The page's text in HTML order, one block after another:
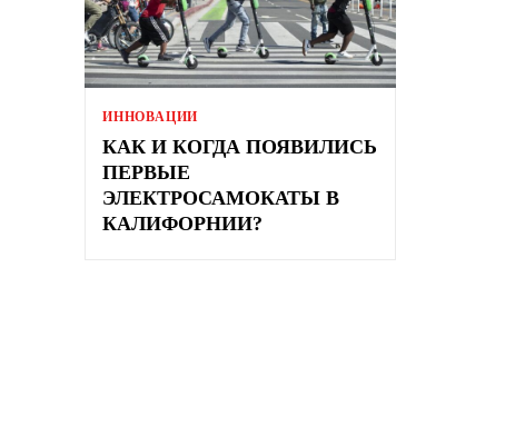
ИННОВАЦИИ
КАК И КОГДА ПОЯВИЛИСЬ
ПЕРВЫЕ
ЭЛЕКТРОСАМОКАТЫ В
КАЛИФОРНИИ?